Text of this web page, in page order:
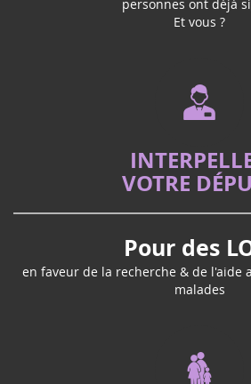
personnes ont déjà
Et vous ?
VOTRE
Pour des
en faveur de la recherche & de l'aide
malades